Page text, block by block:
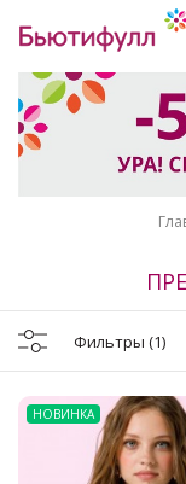
Фильтры (1)
НОВИНКА